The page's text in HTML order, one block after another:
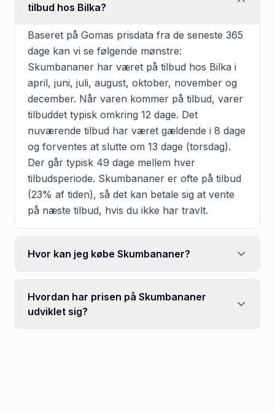
tilbud hos Bilka?
Baseret på Gomas prisdata fra de seneste 365
dage kan vi se følgende mønstre:
Skumbananer har været på tilbud hos Bilka i
april, juni, juli, august, oktober, november og
december. Når varen kommer på tilbud, varer
tilbuddet typisk omkring 12 dage. Det
nuværende tilbud har været gældende i 8 dage
og forventes at slutte om 13 dage (torsdag).
Der går typisk 49 dage mellem hver
tilbudsperiode. Skumbananer er ofte på tilbud
(23% af tiden), så det kan betale sig at vente
på næste tilbud, hvis du ikke har travlt.
Hvor kan jeg købe Skumbananer?
Hvordan har prisen på Skumbananer
udviklet sig?